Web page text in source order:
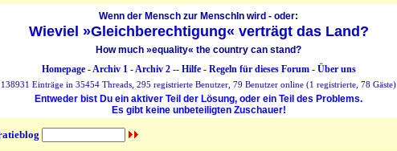
Wenn der Mensch zur MenschIn wird - oder:
Wieviel »Gleichberechtigung« verträgt das Land?
How much »equality« the country can stand?
Homepage-Archiv 1-Archiv 2-- Hilfe- Regeln für dieses Forum- Über uns
138931 Einträge in 35454 Threads, 295 registrierte Benutzer, 79 Benutzer online (1 registrierte, 78 Gäste)
Entweder bist Du ein aktiver Teil der Lösung, oder ein Teil des Problems.
Es gibt keine unbeteiligten Zuschauer!